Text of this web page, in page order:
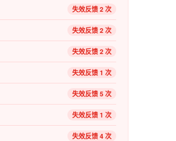
失效反馈 2 次
失效反馈 2 次
失效反馈 2 次
失效反馈 1 次
失效反馈 5 次
失效反馈 1 次
失效反馈 4 次